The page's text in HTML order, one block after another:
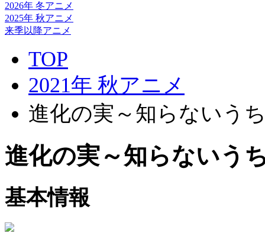
2026年 冬アニメ
2025年 秋アニメ
来季以降アニメ
TOP
2021年 秋アニメ
進化の実～知らないう
進化の実～知らないう
基本情報